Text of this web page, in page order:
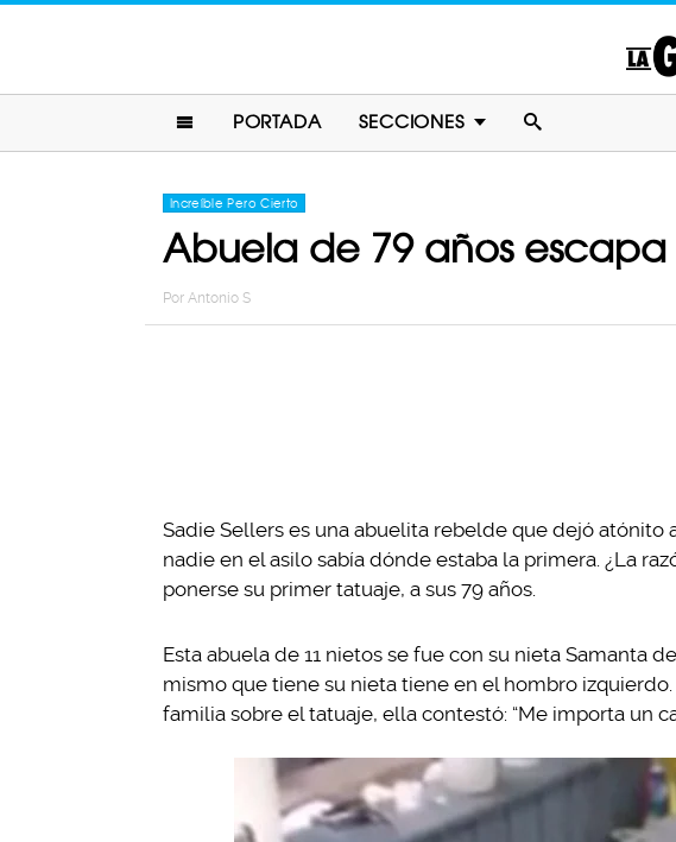
PORTADA SECCIONES
Increíble Pero Cierto
Abuela de 79 años escapa
Por Antonio S
Sadie Sellers es una abuelita rebelde que dejó atónito
nadie en el asilo sabía dónde estaba la primera. ¿La
ponerse su primer tatuaje, a sus 79 años.
Esta abuela de 11 nietos se fue con su nieta Samanta
mismo que tiene su nieta tiene en el hombro
familia sobre el tatuaje, ella contestó: “Me importa un